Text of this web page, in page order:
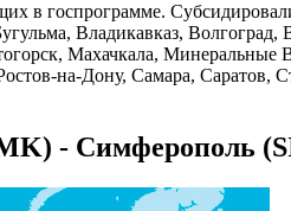
в госпрограмме.
Владикавказ, Волгоград,
Махачкала,
на-Дону, Самара,
- Симферополь